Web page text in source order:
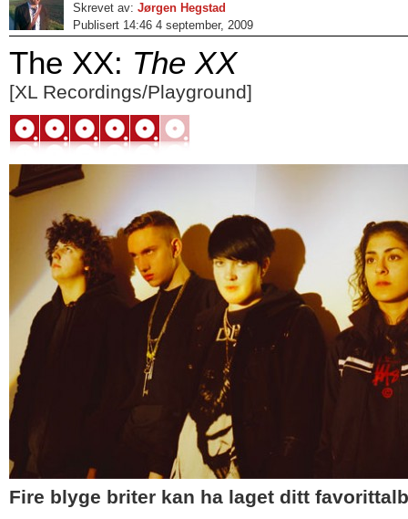
Skrevet av: Jørgen Hegstad
Publisert 14:46 4 september, 2009
The XX: The XX
[XL Recordings/Playground]
Fire blyge briter kan ha laget ditt